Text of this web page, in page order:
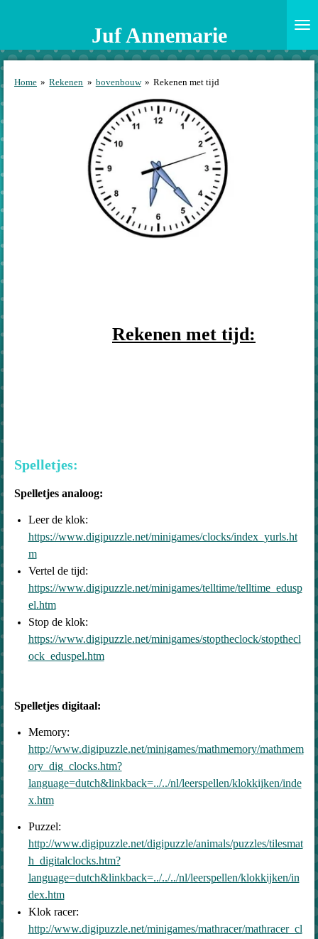
de
Juf Annemarie
Home » Rekenen » bovenbouw » Rekenen met tijd
Rekenen met tijd:
Spelletjes:
Spelletjes analoog:
Leer de klok:
https://www.digipuzzle.net/minigames/clocks/index_yurls.ht
m
Vertel de tijd:
https://www.digipuzzle.net/minigames/telltime/telltime_edusp
el.htm
Stop de klok:
https://www.digipuzzle.net/minigames/stoptheclock/stopthecl
ock_eduspel.htm
Spelletjes digitaal:
Memory:
http://www.digipuzzle.net/minigames/mathmemory/mathmem
ory_dig_clocks.htm?
language=dutch&linkback=../../nl/leerspellen/klokkijken/inde
x.htm
Puzzel:
http://www.digipuzzle.net/digipuzzle/animals/puzzles/tilesmat
h_digitalclocks.htm?
language=dutch&linkback=../../../nl/leerspellen/klokkijken/in
dex.htm
Klok racer:
http://www.digipuzzle.net/minigames/mathracer/mathracer_cl